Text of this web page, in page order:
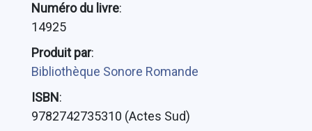
Numéro du livre:
14925
Produit par:
Bibliothèque Sonore Romande
ISBN:
9782742735310 (Actes Sud)